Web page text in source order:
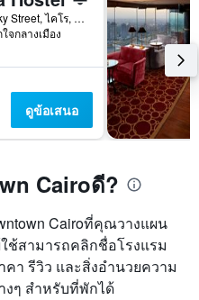
47 El-Falaky Street, ไคโร, อียิปต์
จกลางเมือง
ดูข้อเสนอ
Cairoดี?
Cairoที่คุณวางแผน
ช้สามารถคลิกชื่อโรงแรม
า รีวิว และสิ่งอำนวยความ
งๆ สำหรับที่พักได้